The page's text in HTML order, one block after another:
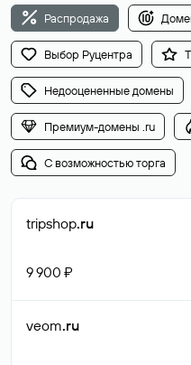
Распродажа
Выбор Руцентра
Недооцененные домены
Премиум-домены .ru
С возможностью торга
tripshop.ru
9 900 ₽
veom.ru